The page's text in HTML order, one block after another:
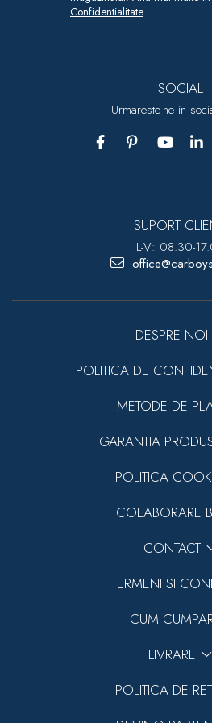
Confidentialitate
SOCIAL
Urmareste-ne in
SUPORT
L-V: 08.30-
DESPRE NOI
POLITICA DE
METODE DE
GARANTIA
POLITICA
COLABORARE
CONTACT
TERMENI SI
CUM
LIVRARE
POLITICA DE